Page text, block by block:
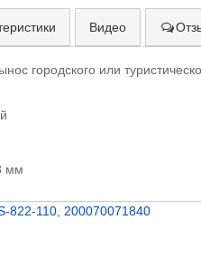
Видео
городского или
мм
822-110 200070071840